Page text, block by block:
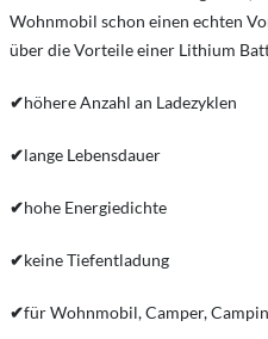
Wohnmobil schon einen echten
über die Vorteile einer Lithium
✔höhere Anzahl an Ladezyklen
✔lange Lebensdauer
✔hohe Energiedichte
✔keine Tiefentladung
✔für Wohnmobil, Camper,